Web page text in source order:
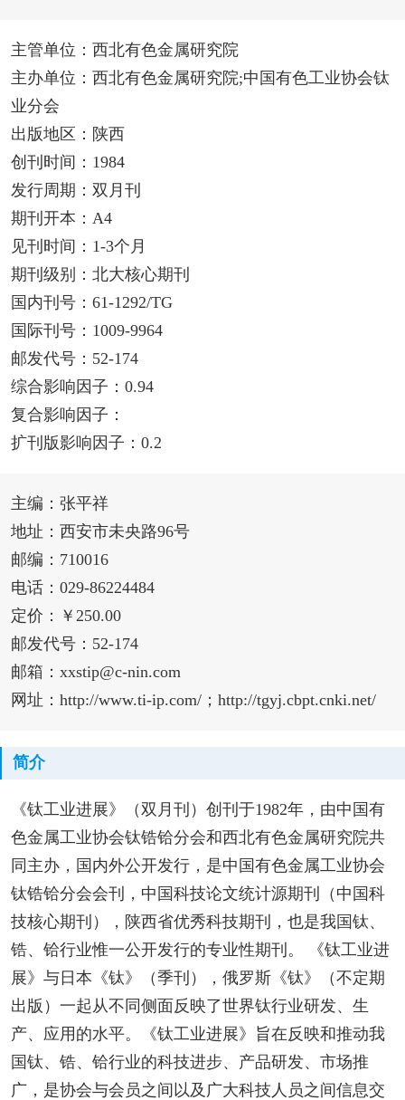
主管单位：西北有色金属研究院
主办单位：西北有色金属研究院;中国有色工业协会钛
业分会
出版地区：陕西
创刊时间：1984
发行周期：双月刊
期刊开本：A4
见刊时间：1-3个月
期刊级别：北大核心期刊
国内刊号：61-1292/TG
国际刊号：1009-9964
邮发代号：52-174
综合影响因子：0.94
复合影响因子：
扩刊版影响因子：0.2
主编：张平祥
地址：西安市未央路96号
邮编：710016
电话：029-86224484
定价：￥250.00
邮发代号：52-174
邮箱：xxstip@c-nin.com
网址：http://www.ti-ip.com/；http://tgyj.cbpt.cnki.net/
简介
《钛工业进展》（双月刊）创刊于1982年，由中国有
色金属工业协会钛锆铪分会和西北有色金属研究院共
同主办，国内外公开发行，是中国有色金属工业协会
钛锆铪分会会刊，中国科技论文统计源期刊（中国科
技核心期刊），陕西省优秀科技期刊，也是我国钛、
锆、铪行业惟一公开发行的专业性期刊。 《钛工业进
展》与日本《钛》（季刊），俄罗斯《钛》（不定期
出版）一起从不同侧面反映了世界钛行业研发、生
产、应用的水平。《钛工业进展》旨在反映和推动我
国钛、锆、铪行业的科技进步、产品研发、市场推
广，是协会与会员之间以及广大科技人员之间信息交